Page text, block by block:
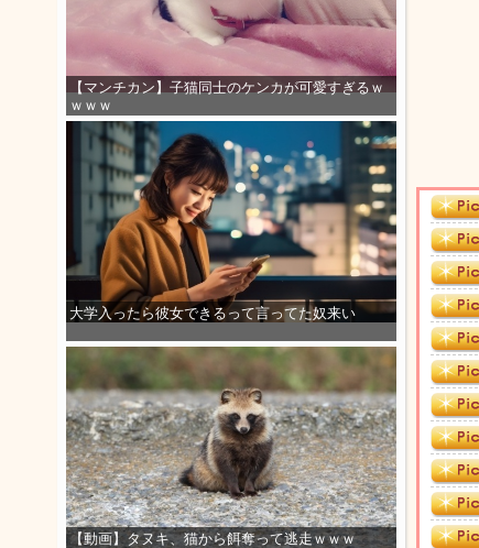
【マンチカン】子猫同士のケンカが可愛すぎるｗ
ｗｗｗ
大学入ったら彼女できるって言ってた奴来い
【動画】タヌキ、猫から餌奪って逃走ｗｗｗ